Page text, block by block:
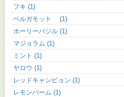
フキ (1)
ベルガモット (1)
ホーリーバジル (1)
マジョラム (1)
ミント (1)
ヤロウ (1)
レッドキャンピョン (1)
レモンバーム (1)